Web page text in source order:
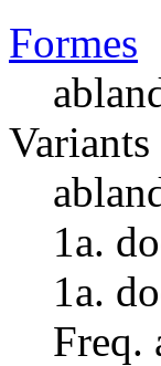
Formes
1a.
1a.
Freq.